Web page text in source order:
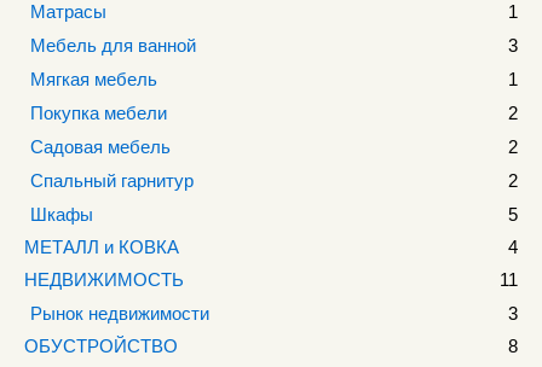
Матрасы
1
Мебель для ванной
3
Мягкая мебель
1
Покупка мебели
2
Садовая мебель
2
Спальный гарнитур
2
Шкафы
5
МЕТАЛЛ и КОВКА
4
НЕДВИЖИМОСТЬ
11
Рынок недвижимости
3
ОБУСТРОЙСТВО
8